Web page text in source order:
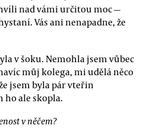
nad vámi určitou moc —
Vás ani nenapadne, že
v šoku. Nemohla jsem vůbec
můj kolega, mi udělá něco
jsem byla pár vteřin
ho ale skopla.
v něčem?